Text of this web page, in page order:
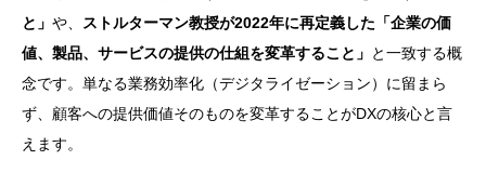
と」 や、
ストルターマン教授が2022年に再定義した「企業の価
値、製品、サービスの提供の仕組を変革すること」 と一致する概
念です。単なる業務効率化（デジタライゼーション）に留まら
ず、顧客への提供価値そのものを変革することがDXの核心と言
えます。